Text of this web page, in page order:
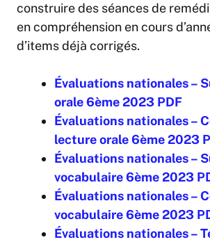
construire des séances de
en compréhension en cours
d’items déjà corrigés.
Évaluations nationales –
orale 6ème 2023 PDF
Évaluations nationales –
lecture orale 6ème 2023
Évaluations nationales –
vocabulaire 6ème 2023
Évaluations nationales –
vocabulaire 6ème 2023
Évaluations nationales –